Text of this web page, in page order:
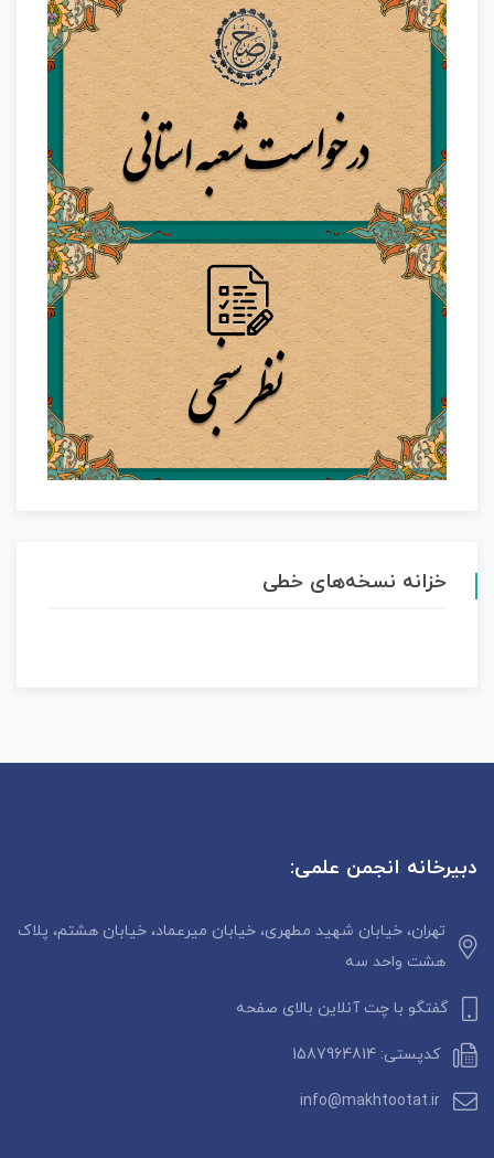
خزانه نسخه‌های خطی
دبیرخانه انجمن علمی:
تهران، خیابان شهید مطهری، خیابان میرعماد، خیابان هشتم، پلاک
هشت واحد سه
گفتگو با چت آنلاین بالای صفحه
کدپستی: 1587964814
info@makhtootat.ir